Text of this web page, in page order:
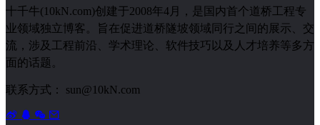
十千牛(10kN.com)创建于2008年4月，是国内首个道桥工程专
业领域独立博客。旨在促进道桥隧坡领域同行之间的展示、交
流，涉及工程前沿、学术理论、软件技巧以及人才培养等多方
面的话题。
联系方式： sun@10kN.com